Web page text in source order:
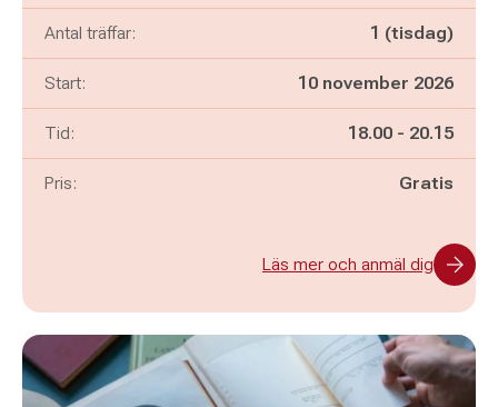
Antal träffar: 1 (tisdag)
Start: 10 november 2026
Tid: Pågår mellan
18.00 - och
20.15
Pris: Gratis
Läs mer och anmäl dig